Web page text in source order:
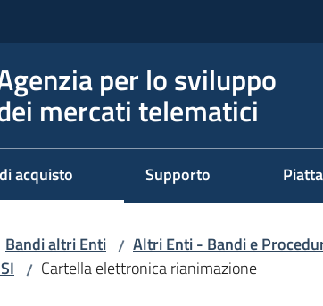
per lo sviluppo
mercati telematici
acquisto Supporto
Bandi altri Enti / Altri Enti - Bandi e
/ Cartella elettronica rianimazione